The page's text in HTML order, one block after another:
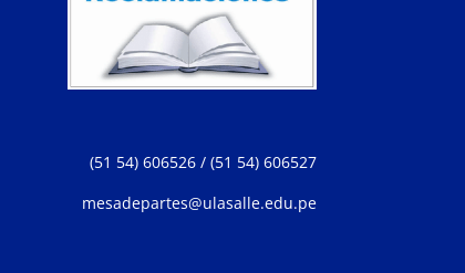
(51 54) 606526 / (51 54) 606527
mesadepartes@ulasalle.edu.pe